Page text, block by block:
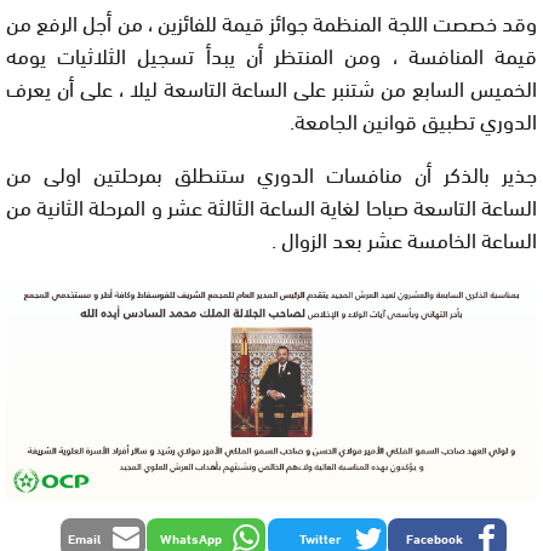
وقد خصصت اللجة المنظمة جوائز قيمة للفائزين ، من أجل الرفع من
قيمة المنافسة ، ومن المنتظر أن يبدأ تسجيل الثلاثيات يومه
الخميس السابع من شتنبر على الساعة التاسعة ليلا ، على أن يعرف
الدوري تطبيق قوانين الجامعة.
جذير بالذكر أن منافسات الدوري ستنطلق بمرحلتين اولى من
الساعة التاسعة صباحا لغاية الساعة الثالثة عشر و المرحلة الثانية من
الساعة الخامسة عشر بعد الزوال .
Facebook
Twitter
WhatsApp
Email